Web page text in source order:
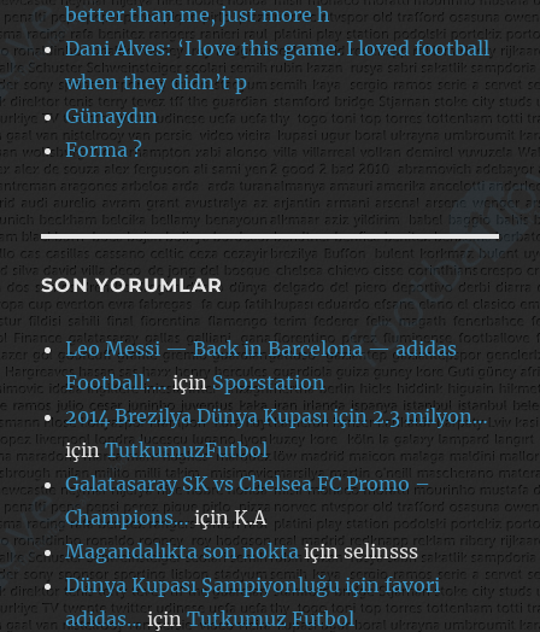
better than me, just more h
Dani Alves: ‘I love this game. I loved football
when they didn’t p
Günaydın
Forma ?
SON YORUMLAR
Leo Messi — Back in Barcelona — adidas
Football:…içinSporstation
2014 Brezilya Dünya Kupası için 2.3 milyon…
içinTutkumuzFutbol
Galatasaray SK vs Chelsea FC Promo –
Champions…içinK.A
Magandalıkta son noktaiçinselinsss
Dünya Kupası Şampiyonluğu için favori
adidas… içinTutkumuz Futbol